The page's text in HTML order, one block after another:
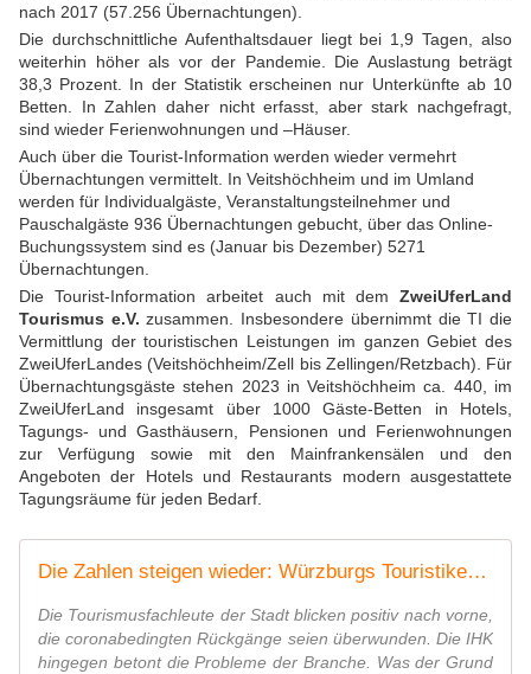
nach 2017 (57.256 Übernachtungen).
Die durchschnittliche Aufenthaltsdauer liegt bei 1,9 Tagen, also
weiterhin höher als vor der Pandemie. Die Auslastung beträgt
38,3 Prozent. In der Statistik erscheinen nur Unterkünfte ab 10
Betten. In Zahlen daher nicht erfasst, aber stark nachgefragt,
sind wieder Ferienwohnungen und –Häuser.
Auch über die Tourist-Information werden wieder vermehrt
Übernachtungen vermittelt. In Veitshöchheim und im Umland
werden für Individualgäste, Veranstaltungsteilnehmer und
Pauschalgäste 936 Übernachtungen gebucht, über das Online-
Buchungssystem sind es (Januar bis Dezember) 5271
Übernachtungen.
Die Tourist-Information arbeitet auch mit dem ZweiUferLand
Tourismus e.V.zusammen. Insbesondere übernimmt die TI die
Vermittlung der touristischen Leistungen im ganzen Gebiet des
ZweiUferLandes (Veitshöchheim/Zell bis Zellingen/Retzbach). Für
Übernachtungsgäste stehen 2023 in Veitshöchheim ca. 440, im
ZweiUferLand insgesamt über 1000 Gäste-Betten in Hotels,
Tagungs- und Gasthäusern, Pensionen und Ferienwohnungen
zur Verfügung sowie mit den Mainfrankensälen und den
Angeboten der Hotels und Restaurants modern ausgestattete
Tagungsräume für jeden Bedarf.
Die Zahlen steigen wieder: Würzburgs Touristiker sehen die Stadt im Aufwind - die IHK befürchtet jedoch eine Flaute
Die Tourismusfachleute der Stadt blicken positiv nach vorne,
die coronabedingten Rückgänge seien überwunden. Die IHK
hingegen betont die Probleme der Branche. Was der Grund